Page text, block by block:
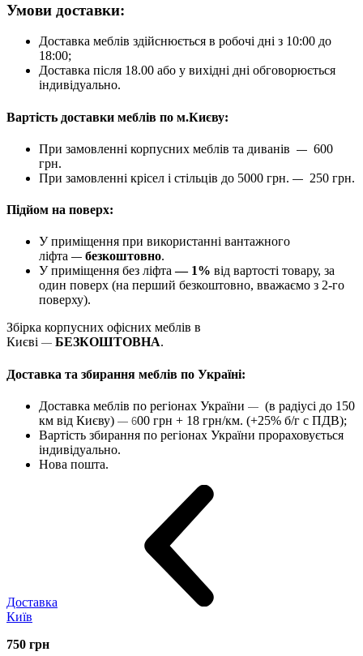
Умови доставки:
Доставка меблів здійснюється в робочі дні з 10:00 до
18:00;
Доставка після 18.00 або у вихідні дні обговорюється
індивідуально.
Вартість доставки меблів по м.Києву:
При замовленні корпусних меблів та диванів — 600
грн.
При замовленні крісел і стільців до 5000 грн. — 250 грн.
Підйом на поверх:
У приміщення при використанні вантажного
ліфта — безкоштовно.
У приміщення без ліфта— 1% від вартості товару, за
один поверх (на перший безкоштовно, вважаємо з 2-го
поверху).
Збірка корпусних офісних меблів в
Києві — БЕЗКОШТОВНА.
Доставка та збирання меблів по Україні:
Доставка меблів по регіонах України — (в радіусі до 150
км від Києву) — 600 грн + 18 грн/км. (+25% б/г с ПДВ);
Вартість збирання по регіонах України прораховується
індивідуально.
Нова пошта.
Доставка
Київ
750 грн